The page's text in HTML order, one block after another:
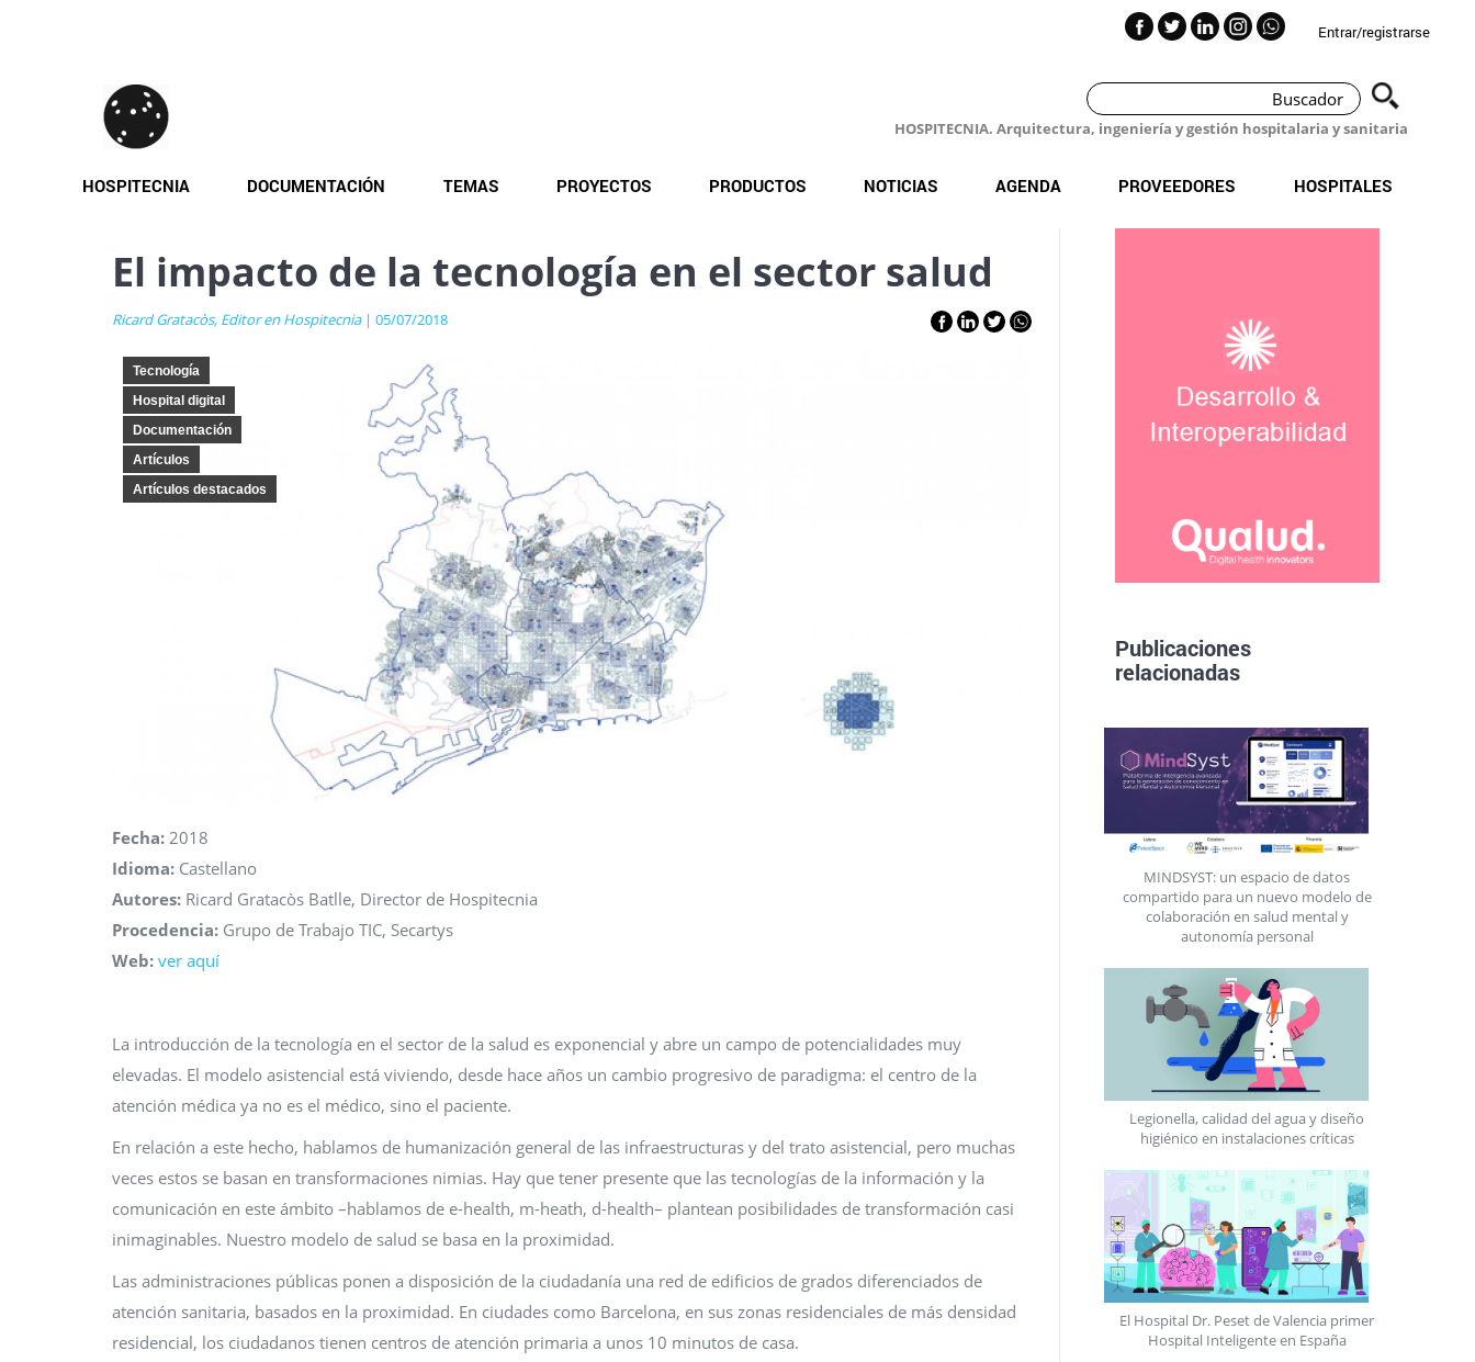
Entrar/registrarse
HOSPITECNIA. Arquitectura, ingeniería y gestión hospitalaria y sanitaria
HOSPITECNIA DOCUMENTACIÓN TEMAS PROYECTOS PRODUCTOS NOTICIAS AGENDA PROVEEDORES HOSPITALES
El impacto de la tecnología en el sector salud
Ricard Gratacòs, Editor en Hospitecnia | 05/07/2018
Tecnología
Hospital digital
Documentación
Artículos
Artículos destacados
Fecha: 2018
Idioma: Castellano
Autores: Ricard Gratacòs Batlle, Director de Hospitecnia
Procedencia: Grupo de Trabajo TIC, Secartys
Web: ver aquí
La introducción de la tecnología en el sector de la salud es exponencial y abre un campo de potencialidades muy
elevadas. El modelo asistencial está viviendo, desde hace años un cambio progresivo de paradigma: el centro de la
atención médica ya no es el médico, sino el paciente.
En relación a este hecho, hablamos de humanización general de las infraestructuras y del trato asistencial, pero muchas
veces estos se basan en transformaciones nimias. Hay que tener presente que las tecnologías de la información y la
comunicación en este ámbito –hablamos de e-health, m-heath, d-health– plantean posibilidades de transformación casi
inimaginables. Nuestro modelo de salud se basa en la proximidad.
Las administraciones públicas ponen a disposición de la ciudadanía una red de edificios de grados diferenciados de
atención sanitaria, basados en la proximidad. En ciudades como Barcelona, en sus zonas residenciales de más densidad
residencial, los ciudadanos tienen centros de atención primaria a unos 10 minutos de casa.
Publicaciones
relacionadas
MINDSYST: un espacio de datos
compartido para un nuevo modelo de
colaboración en salud mental y
autonomía personal
Legionella, calidad del agua y diseño
higiénico en instalaciones críticas
El Hospital Dr. Peset de Valencia primer
Hospital Inteligente en España